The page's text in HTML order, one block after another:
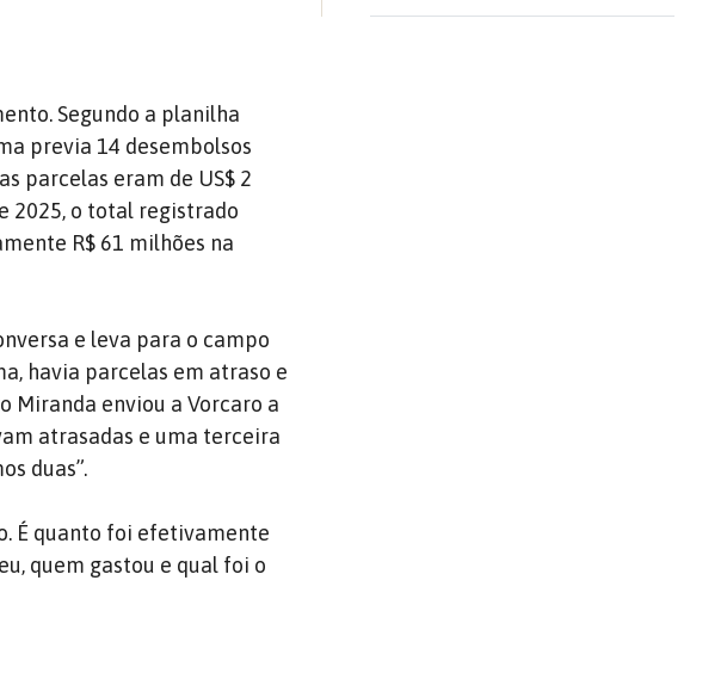
Segundo a planilha
previa 14 desembolsos
parcelas eram de US$ 2
2025, o total registrado
R$ 61 milhões na
e leva para o campo
havia parcelas em atraso e
Miranda enviou a Vorcaro a
atrasadas e uma terceira
duas”.
É quanto foi efetivamente
quem gastou e qual foi o